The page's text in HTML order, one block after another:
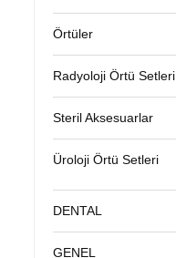
Örtüler
Radyoloji Örtü Setleri
Steril Aksesuarlar
Üroloji Örtü Setleri
DENTAL
GENEL